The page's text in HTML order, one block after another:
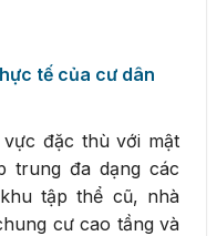
tế của cư dân
đặc thù với mật
trung đa dạng các
tập thể cũ, nhà
cư cao tầng và